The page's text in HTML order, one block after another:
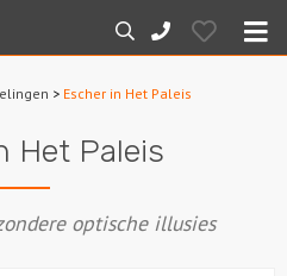
Zoeken
088-
7887000
Hearts
> Escher in Het Paleis
Het Paleis
optische illusies